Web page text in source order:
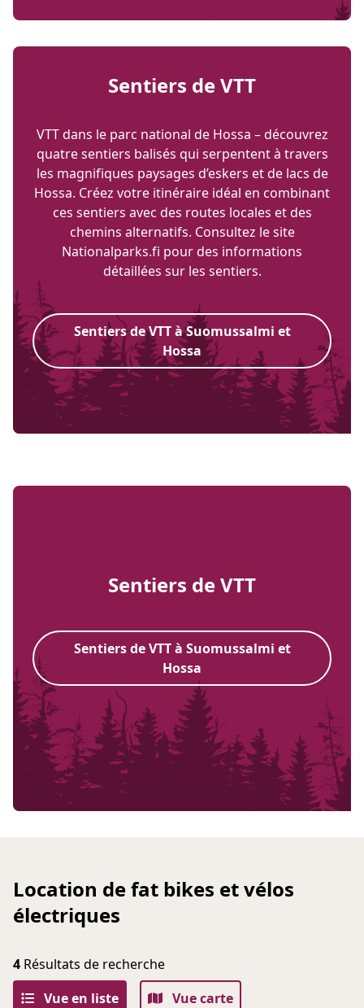
Sentiers de VTT
VTT dans le parc national de Hossa – découvrez
quatre sentiers balisés qui serpentent à travers
les magnifiques paysages d’eskers et de lacs de
Hossa. Créez votre itinéraire idéal en combinant
ces sentiers avec des routes locales et des
chemins alternatifs. Consultez le site
Nationalparks.fi pour des informations
détaillées sur les sentiers.
Sentiers de VTT à Suomussalmi et
Hossa
Sentiers de VTT
Sentiers de VTT à Suomussalmi et
Hossa
Location de fat bikes et vélos
électriques
4 Résultats de recherche
Vue en liste
Vue carte